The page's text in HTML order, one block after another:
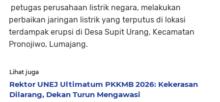
petugas perusahaan listrik negara, melakukan
perbaikan jaringan listrik yang terputus di lokasi
terdampak erupsi di Desa Supit Urang, Kecamatan
Pronojiwo, Lumajang.
Lihat juga
Rektor UNEJ Ultimatum PKKMB 2026: Kekerasan
Dilarang, Dekan Turun Mengawasi